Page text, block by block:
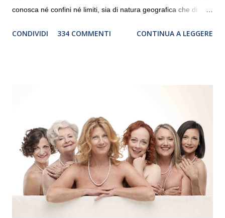
conosca né confini né limiti, sia di natura geografica che di
debutterà il 10 settembre a Heiden, in Germania, e toccherà, in
“Settembre dell’Accademia” dove si esibirà per il secondo anno
consecutivo. Il pubblico milanese avrà il piacere di applaudire i
giovani artisti della Baltic Sea Youth Philharmonic per la quarta
volta. L’orchestra, fondata nel 2008 da Kristjan Järvi (affiancato
da un prestigioso consiglio di consulent...
CONDIVIDI 334 COMMENTI CONTINUA A LEGGERE